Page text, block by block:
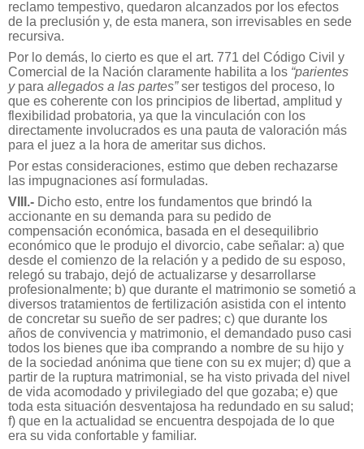
reclamo tempestivo, quedaron alcanzados por los efectos
de la preclusión y, de esta manera, son irrevisables en sede
recursiva.
Por lo demás, lo cierto es que el art. 771 del Código Civil y
Comercial de la Nación claramente habilita a los “parientes
y para allegados a las partes”ser testigos del proceso, lo
que es coherente con los principios de libertad, amplitud y
flexibilidad probatoria, ya que la vinculación con los
directamente involucrados es una pauta de valoración más
para el juez a la hora de ameritar sus dichos.
Por estas consideraciones, estimo que deben rechazarse
las impugnaciones así formuladas.
VIII.- Dicho esto, entre los fundamentos que brindó la
accionante en su demanda para su pedido de
compensación económica, basada en el desequilibrio
económico que le produjo el divorcio, cabe señalar: a) que
desde el comienzo de la relación y a pedido de su esposo,
relegó su trabajo, dejó de actualizarse y desarrollarse
profesionalmente; b) que durante el matrimonio se sometió a
diversos tratamientos de fertilización asistida con el intento
de concretar su sueño de ser padres; c) que durante los
años de convivencia y matrimonio, el demandado puso casi
todos los bienes que iba comprando a nombre de su hijo y
de la sociedad anónima que tiene con su ex mujer; d) que a
partir de la ruptura matrimonial, se ha visto privada del nivel
de vida acomodado y privilegiado del que gozaba; e) que
toda esta situación desventajosa ha redundado en su salud;
f) que en la actualidad se encuentra despojada de lo que
era su vida confortable y familiar.